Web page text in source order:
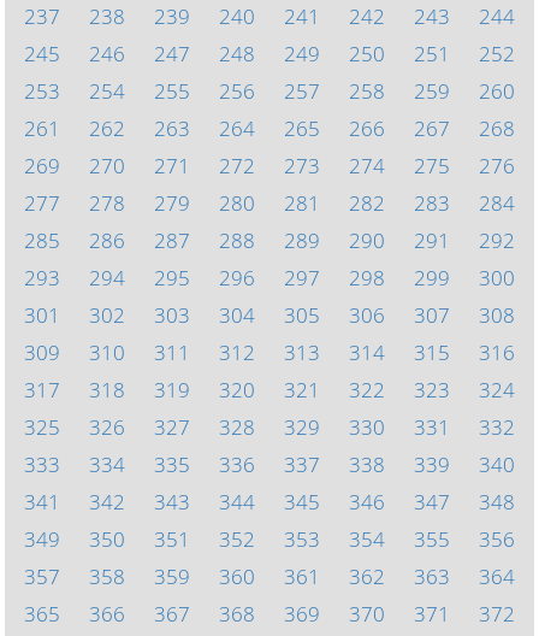
237
238 239 240 241 242 243
244
245
246 247 248 249 250 251
252
253
254 255 256 257 258 259
260
261
262 263 264 265 266 267
268
269
270 271 272 273 274 275
276
277
278 279 280 281 282 283
284
285
286 287 288 289 290 291
292
293
294 295 296 297 298 299
300
301
302 303 304 305 306 307
308
309
310 311 312 313 314 315
316
317
318 319 320 321 322 323
324
325
326 327 328 329 330 331
332
333
334 335 336 337 338 339
340
341
342 343 344 345 346 347
348
349
350 351 352 353 354 355
356
357
358 359 360 361 362 363
364
365
366 367 368 369 370 371 372